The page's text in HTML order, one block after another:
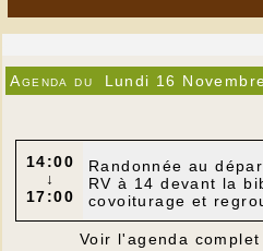
Agenda du Lundi 16
14:00
↓
17:00
Randonnée au
RV à 14 devant la
covoiturage et
Voir l'agenda